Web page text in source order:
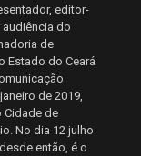
editor-
do
de
Estado do Ceará
de 2019,
Cidade de
No dia 12 julho
então, é o